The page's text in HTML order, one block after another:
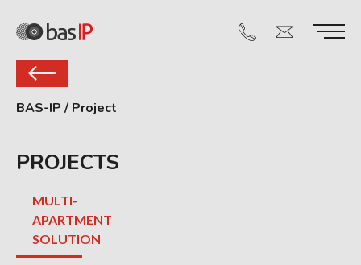
BAS-IP / Project
PROJECTS
MULTI-
APARTMENT
SOLUTION